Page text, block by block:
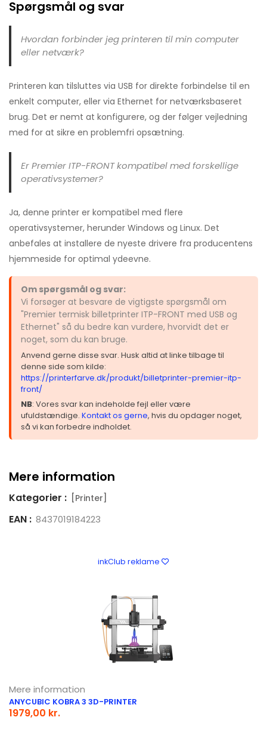
Spørgsmål og svar
Hvordan forbinder jeg printeren til min computer
eller netværk?
Printeren kan tilsluttes via USB for direkte forbindelse til en
enkelt computer, eller via Ethernet for netværksbaseret
brug. Det er nemt at konfigurere, og der følger vejledning
med for at sikre en problemfri opsætning.
Er Premier ITP-FRONT kompatibel med forskellige
operativsystemer?
Ja, denne printer er kompatibel med flere
operativsystemer, herunder Windows og Linux. Det
anbefales at installere de nyeste drivere fra producentens
hjemmeside for optimal ydeevne.
Om spørgsmål og svar:
Vi forsøger at besvare de vigtigste spørgsmål om
"Premier termisk billetprinter ITP-FRONT med USB og
Ethernet" så du bedre kan vurdere, hvorvidt det er
noget, som du kan bruge.
Anvend gerne disse svar. Husk altid at linke tilbage til
denne side som kilde:
https://printerfarve.dk/produkt/billetprinter-premier-itp-
front/
NB: Vores svar kan indeholde fejl eller være
ufuldstændige. Kontakt os gerne, hvis du opdager noget,
så vi kan forbedre indholdet.
Mere information
Kategorier : [Printer]
EAN : 8437019184223
inkClub reklame
Mere information
ANYCUBIC KOBRA 3 3D-PRINTER
1979,00 kr.